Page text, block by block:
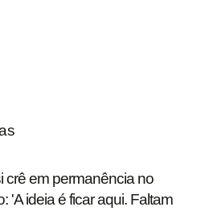
crê em permanência no
'A ideia é ficar aqui. Faltam